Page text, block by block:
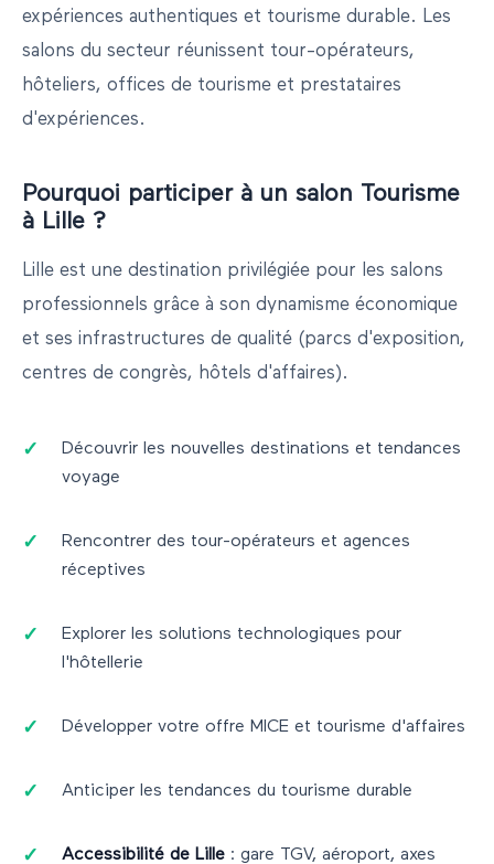
expériences authentiques et tourisme durable. Les
salons du secteur réunissent tour-opérateurs,
hôteliers, offices de tourisme et prestataires
d'expériences.
Pourquoi participer à un salon Tourisme
à Lille ?
Lille est une destination privilégiée pour les salons
professionnels grâce à son dynamisme économique
et ses infrastructures de qualité (parcs d'exposition,
centres de congrès, hôtels d'affaires).
Découvrir les nouvelles destinations et tendances
voyage
Rencontrer des tour-opérateurs et agences
réceptives
Explorer les solutions technologiques pour
l'hôtellerie
Développer votre offre MICE et tourisme d'affaires
Anticiper les tendances du tourisme durable
Accessibilité de Lille : gare TGV, aéroport, axes